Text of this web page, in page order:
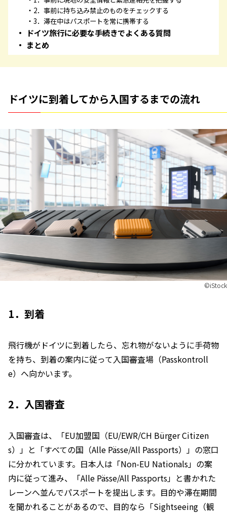
2．事前に持ち込み禁止のものをチェックする
3．滞在中はパスポートを常に携帯する
ドイツ旅行に必要な手続きでよくある質問
まとめ
ドイツに到着してから入国するまでの流れ
©︎iStock
1．到着
飛行機がドイツに到着したら、忘れ物がないように手荷物
を持ち、到着の案内に従って入国審査場（Passkontroll
e）へ向かいます。
2．入国審査
入国審査は、「EU加盟国（EU/EWR/CH Bürger Citizen
s）」と「すべての国（Alle Pässe/All Passports）」の窓口
に分かれています。日本人は「Non-EU Nationals」の案
内に従って進み、「Alle Pässe/All Passports」と書かれた
レーンへ並んでパスポートを提出します。目的や滞在期間
を聞かれることがあるので、目的なら「Sightseeing（観